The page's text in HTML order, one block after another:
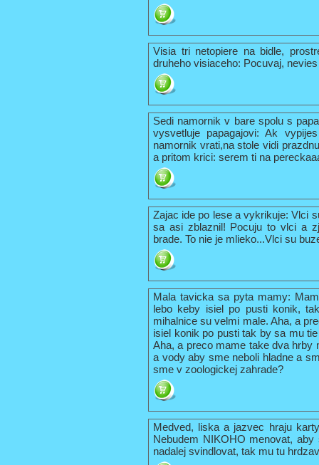
Visia tri netopiere na bidle,
druheho visiaceho: Pocuvaj,
Sedi namornik v bare spolu s
vysvetluje papagajovi: Ak
namornik vrati,na stole vidi
a pritom krici: serem ti na
Zajac ide po lese a vykrikuje: Vlci
sa asi zblaznil! Pocuju to vlci a
brade. To nie je mlieko...Vlci su
Mala tavicka sa pyta mamy:
lebo keby isiel po pusti konik,
mihalnice su velmi male. Aha, a
isiel konik po pusti tak by sa mu
Aha, a preco mame take dva hrby
a vody aby sme neboli hladne a
sme v zoologickej zahrade?
Medved, liska a jazvec hraju
Nebudem NIKOHO menovat,
nadalej svindlovat, tak mu tu